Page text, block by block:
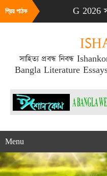
প্রিয় পাঠক
# এটা JULY-AUG 2026
সাহিত্য প্রবন্ধ নিবন্ধ
Bangla Literature
Menu